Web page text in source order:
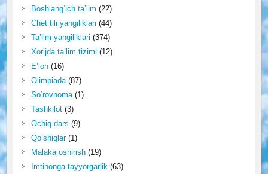
Boshlang‘ich ta’lim (22)
Chet tili yangiliklari (44)
Ta’lim yangiliklari (374)
Xorijda ta’lim tizimi (12)
E’lon(16)
Olimpiada(87)
So‘rovnoma(1)
Tashkilot(3)
Ochiq dars (9)
Qo‘shiqlar(1)
Malaka oshirish(19)
Imtihonga tayyorgarlik(63)